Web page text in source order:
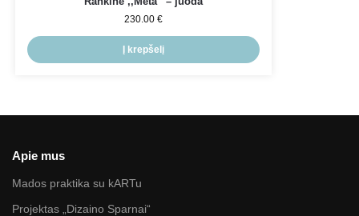
230.00 €
Į krepšelį
Apie mus
Mados praktika su kARTu
Projektas „Dizaino Sparnai“